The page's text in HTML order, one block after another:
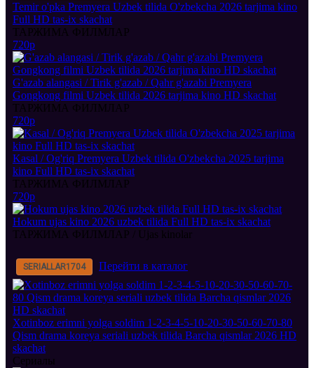
Temir o'pka Premyera Uzbek tilida O'zbekcha 2026 tarjima kino
Full HD tas-ix skachat
ТАРЖИМА ФИЛМЛАР
720p
G'azab alangasi / Tirik g'azab / Qahr g'azabi Premyera
Gongkong filmi Uzbek tilida 2026 tarjima kino HD skachat
ТАРЖИМА ФИЛМЛАР
720p
Kasal / Og'riq Premyera Uzbek tilida O'zbekcha 2025 tarjima
kino Full HD tas-ix skachat
ТАРЖИМА ФИЛМЛАР
720p
Hokum ujas kino 2026 uzbek tilida Full HD tas-ix skachat
ТАРЖИМА ФИЛМЛАР / Ujas kinolar
SERIALLAR1704 Перейти в каталог
Xotinboz erimni yolga soldim 1-2-3-4-5-10-20-30-50-60-70-80
Qism drama koreya seriali uzbek tilida Barcha qismlar 2026 HD
skachat
Сериалы